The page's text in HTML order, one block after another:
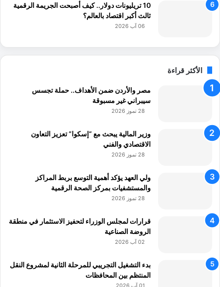
10 تريليونات دولار.. كيف أصبحت الجريمة الرقمية
ثالث أكبر اقتصاد بالعالم؟
06 آب 2026
الأكثر قراءة
مصر والأردن ضمن الأهداف.. حملة تجسس
سيبراني غير مسبوقة
28 تموز 2026
وزير المالية يبحث مع “إسكوا” تعزيز التعاون
الاقتصادي والفني
28 تموز 2026
ولي العهد يؤكد أهمية التوسع بربط المراكز
والمستشفيات بمركز الصحة الرقمية
28 تموز 2026
قرارات لمجلس الوزراء لتحفيز الاستثمار في منطقة
الروضة الصناعية
02 آب 2026
بدء التشغيل التجريبي للمرحلة الثانية لمشروع النقل
المنتظم بين المحافظات
01 آب 2026